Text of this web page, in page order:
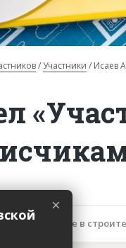
Участники Исаев
Участие в
×